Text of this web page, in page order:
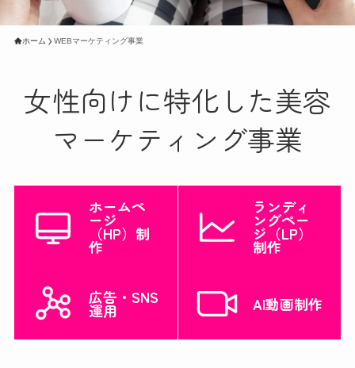
ホーム WEBマーケティング事業
女性向けに特化した美容
マーケティング事業
ホームペ
ージ
（HP）制
作
ランディ
ングペー
ジ（LP）
制作
広告・SNS
運用 AI動画制作